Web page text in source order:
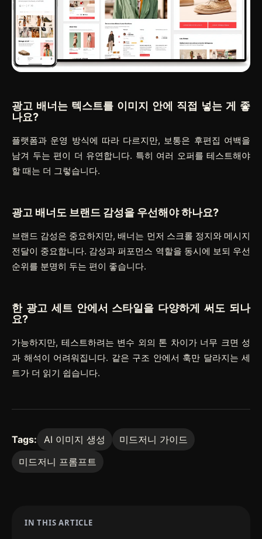
광고 배너는 텍스트를 이미지 안에 직접 넣는 게 좋
나요?
플랫폼과 운영 방식에 따라 다르지만, 보통은 후편집 여백을
남겨 두는 편이 더 유연합니다. 특히 여러 오퍼를 테스트해야
할 때는 더 그렇습니다.
광고 배너도 브랜드 감성을 우선해야 하나요?
브랜드 감성은 중요하지만, 배너는 먼저 스크롤 정지와 메시지
전달이 중요합니다. 감성과 퍼포먼스 역할을 동시에 보되 우선
순위를 분명히 두는 편이 좋습니다.
한 광고 세트 안에서 스타일을 다양하게 써도 되나
요?
가능하지만, 테스트하려는 변수 외의 톤 차이가 너무 크면 성
과 해석이 어려워집니다. 같은 구조 안에서 훅만 달라지는 세
트가 더 읽기 쉽습니다.
Tags: AI 이미지 생성
미드저니 가이드
미드저니 프롬프트
IN THIS ARTICLE